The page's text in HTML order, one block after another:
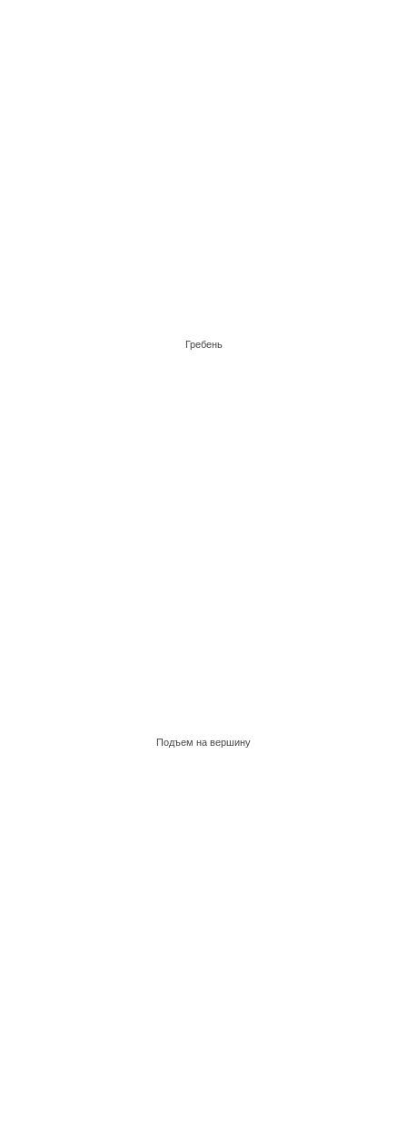
Гребень
Подъем на вершину